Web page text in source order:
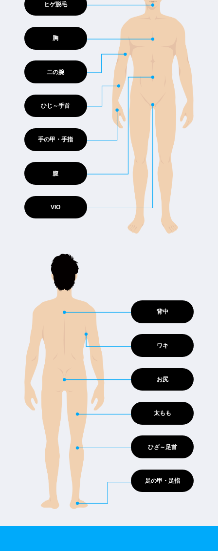
ヒゲ脱毛
胸
二の腕
ひじ～手首
手の甲・手指
腹
VIO
背中
ワキ
お尻
太もも
ひざ～足首
足の甲・足指